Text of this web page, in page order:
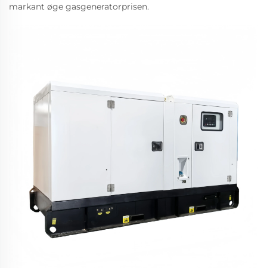
markant øge gasgeneratorprisen.